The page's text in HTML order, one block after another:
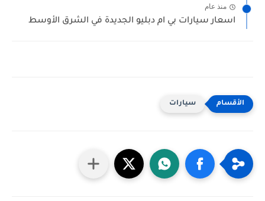
منذ عام
اسعار سيارات بي ام دبليو الجديدة في الشرق الأوسط
سيارات